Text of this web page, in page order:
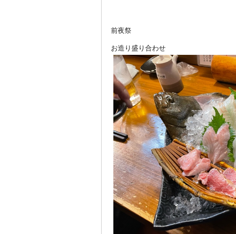
前夜祭
お造り盛り合わせ